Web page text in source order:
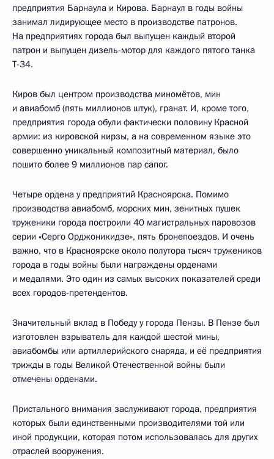
предприятия Барнаула и Кирова. Барнаул в годы войны
занимал лидирующее место в производстве патронов.
На предприятиях города был выпущен каждый второй
патрон и выпущен дизель-мотор для каждого пятого танка
Т-34.
Киров был центром производства миномётов, мин
и авиабомб (пять миллионов штук), гранат. И, кроме того,
предприятия города обули фактически половину Красной
армии: из кировской кирзы, а на современном языке это
совершенно уникальный композитный материал, было
пошито более 9 миллионов пар сапог.
Четыре ордена у предприятий Красноярска. Помимо
производства авиабомб, морских мин, зенитных пушек
труженики города построили 40 магистральных паровозов
серии «Серго Орджоникидзе», пять бронепоездов. И очень
важно, что в Красноярске около полутора тысяч тружеников
города в годы войны были награждены орденами
и медалями. Это один из самых высоких показателей среди
всех городов-претендентов.
Значительный вклад в Победу у города Пензы. В Пензе был
изготовлен взрыватель для каждой шестой мины,
авиабомбы или артиллерийского снаряда, и её предприятия
трижды в годы Великой Отечественной войны были
отмечены орденами.
Пристального внимания заслуживают города, предприятия
которых были единственными производителями той или
иной продукции, которая потом использовалась для других
отраслей вооружения.